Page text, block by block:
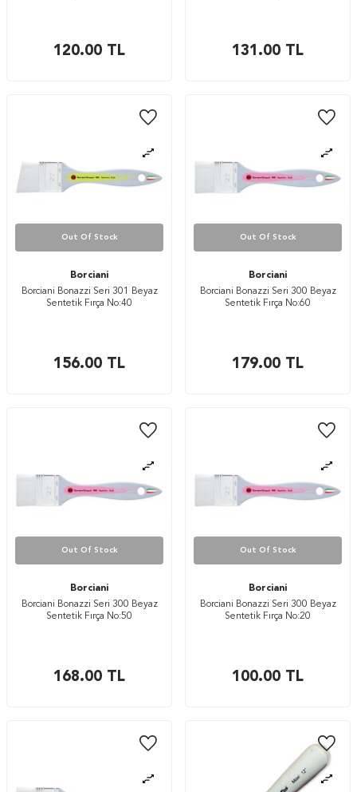
120.00 TL 131.00 TL
Out Of Stock
Borciani
Borciani Bonazzi Seri 301 Beyaz
Sentetik Fırça No:40
156.00 TL
Out Of Stock
Borciani
Borciani Bonazzi Seri 300 Beyaz
Sentetik Fırça No:60
179.00 TL
Out Of Stock
Borciani
Borciani Bonazzi Seri 300 Beyaz
Sentetik Fırça No:50
168.00 TL
Out Of Stock
Borciani
Borciani Bonazzi Seri 300 Beyaz
Sentetik Fırça No:20
100.00 TL